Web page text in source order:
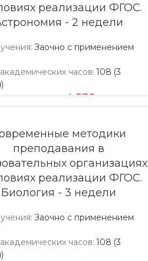
реализации ФГОС.
- 2 недели
: Заочно с применением
часов: 108 (3
4 536
методики
преподавания в
организациях
реализации ФГОС.
Биология - 3 недели
: Заочно с применением
часов: 108 (3